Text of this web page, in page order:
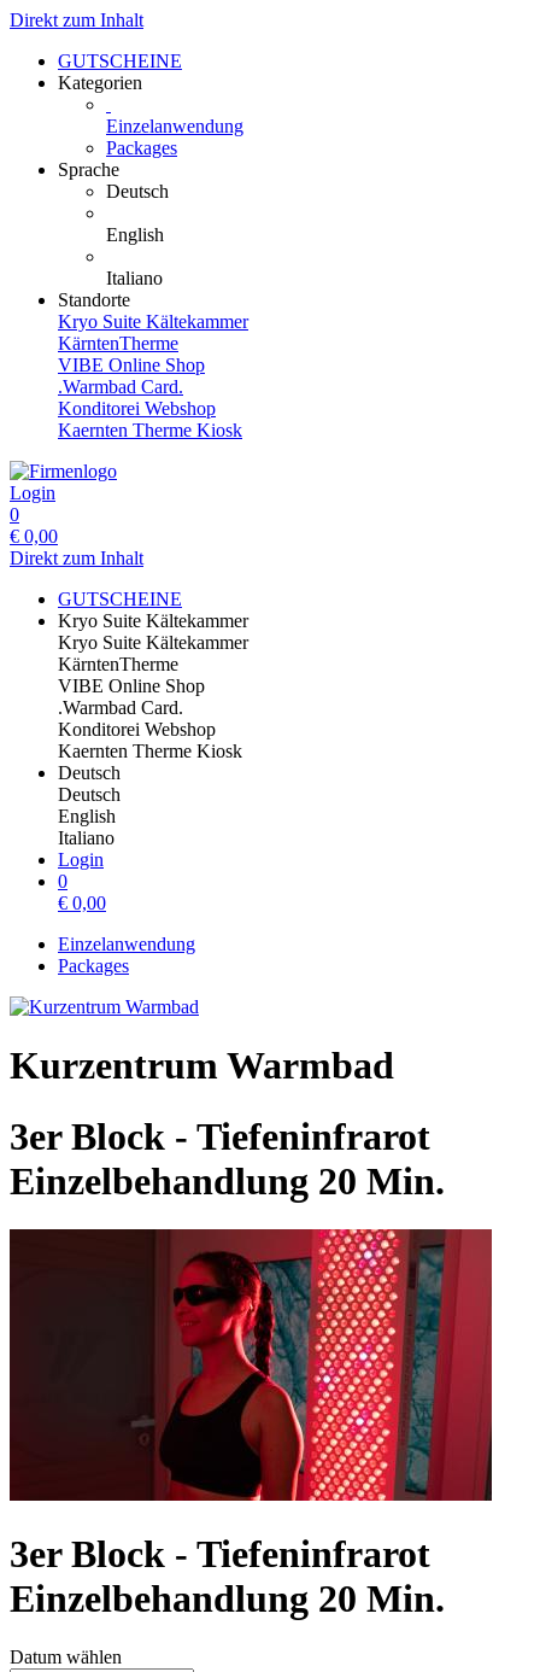
Direkt zum Inhalt
GUTSCHEINE
Kategorien
Einzelanwendung
Packages
Sprache
Deutsch
English
Italiano
Standorte
Kryo Suite Kältekammer
KärntenTherme
VIBE Online Shop
.Warmbad Card.
Konditorei Webshop
Kaernten Therme Kiosk
Login
0
€ 0,00
Direkt zum Inhalt
GUTSCHEINE
Kryo Suite Kältekammer
Kryo Suite Kältekammer
KärntenTherme
VIBE Online Shop
.Warmbad Card.
Konditorei Webshop
Kaernten Therme Kiosk
Deutsch
Deutsch
English
Italiano
Login
0
€ 0,00
Einzelanwendung
Packages
Kurzentrum Warmbad
3er Block - Tiefeninfrarot
Einzelbehandlung 20 Min.
3er Block - Tiefeninfrarot
Einzelbehandlung 20 Min.
Datum wählen